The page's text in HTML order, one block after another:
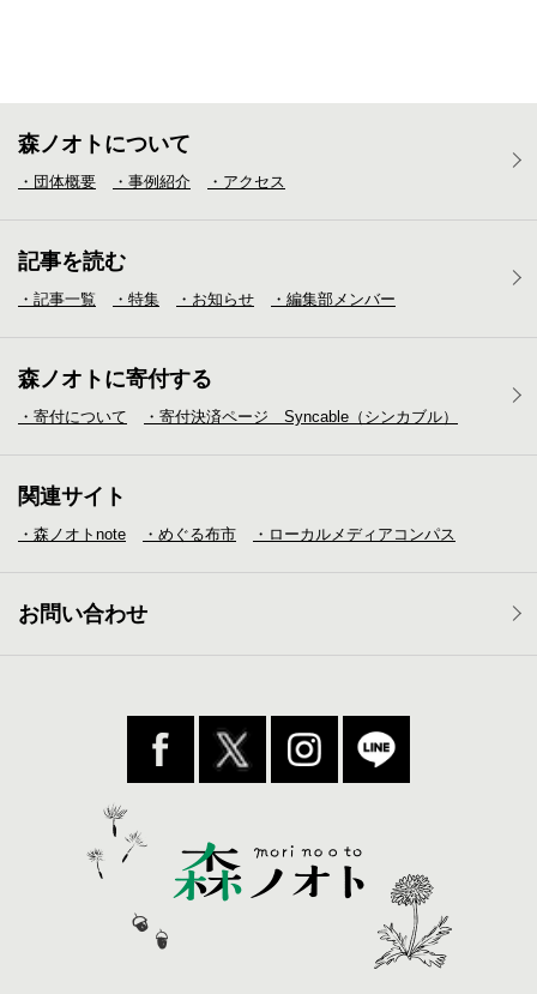
森ノオトについて
・団体概要 ・事例紹介 ・アクセス
記事を読む
・記事一覧 ・特集 ・お知らせ ・編集部メンバー
森ノオトに寄付する
・寄付について ・寄付決済ページ Syncable（シンカブル）
関連サイト
・森ノオトnote ・めぐる布市 ・ローカルメディア コンパス
お問い合わせ